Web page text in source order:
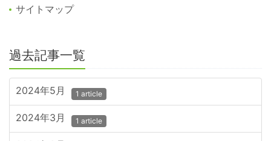
サイトマップ
過去記事一覧
2024年5月 1 article
2024年3月 1 article